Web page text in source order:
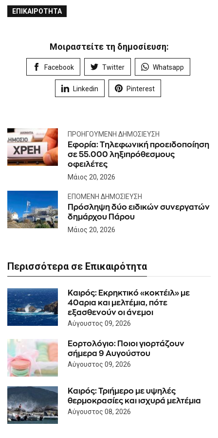
ΕΠΙΚΑΙΡΌΤΗΤΑ
Μοιραστείτε τη δημοσίευση:
Facebook Twitter Whatsapp
Linkedin Pinterest
ΠΡΟΗΓΟΎΜΕΝΗ ΔΗΜΟΣΊΕΥΣΗ
Εφορία: Τηλεφωνική προειδοποίηση
σε 55.000 ληξιπρόθεσμους
οφειλέτες
Μάιος 20, 2026
ΕΠΌΜΕΝΗ ΔΗΜΟΣΊΕΥΣΗ
Πρόσληψη δύο ειδικών συνεργατών
δημάρχου Πάρου
Μάιος 20, 2026
Περισσότερα σε Επικαιρότητα
Καιρός: Eκρηκτικό «κοκτέιλ» με
40αρια και μελτέμια, πότε
εξασθενούν οι άνεμοι
Αύγουστος 09, 2026
Εορτολόγιο: Ποιοι γιορτάζουν
σήμερα 9 Αυγούστου
Αύγουστος 09, 2026
Καιρός: Τριήμερο με υψηλές
θερμοκρασίες και ισχυρά μελτέμια
Αύγουστος 08, 2026